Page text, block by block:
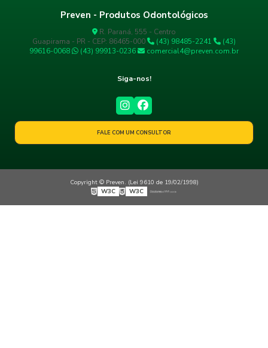
Preven - Produtos Odontológicos
R. Paraná, 555 - Centro
Guapirama - PR - CEP: 86465-000
(43) 98485-2241
(43)
99616-0068
(43) 99913-0236 comercial4@preven.com.br
Siga-nos!
FALE COM UM CONSULTOR
Copyright © Preven. (Lei 9610 de 19/02/1998)
W3C
W3C